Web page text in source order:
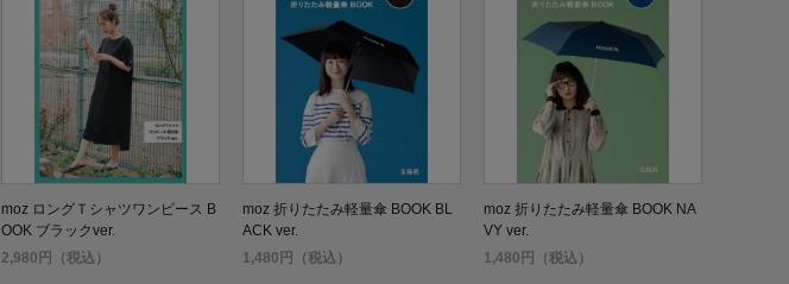
moz ロングＴシャツワンピース B
OOK ブラックver.
2,980円（税込）
moz 折りたたみ軽量傘 BOOK BL
ACK ver.
1,480円（税込）
moz 折りたたみ軽量傘 BOOK NA
VY ver.
1,480円（税込）